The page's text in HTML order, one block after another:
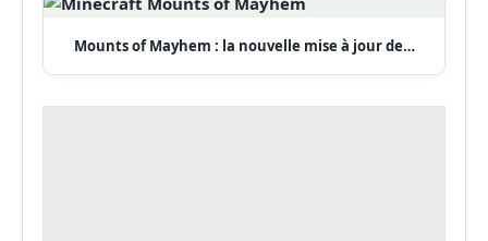
Mounts of Mayhem : la nouvelle mise à jour de…